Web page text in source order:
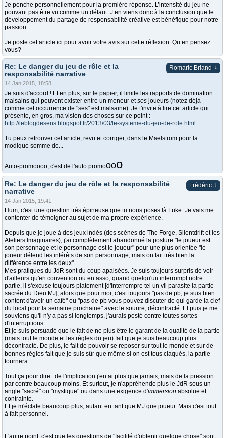
Je penche personnellement pour la première réponse. L’intensité du jeu ne
pouvant pas être vu comme un défaut. J’en viens donc à la conclusion que le
développement du partage de responsabilité créative est bénéfique pour notre
passion.
Je poste cet article ici pour avoir votre avis sur cette réflexion. Qu’en pensez
vous?
Romaric Briand ↓
Re: Le danger du jeu de rôle et la
responsabilité narrative
14 Jan 2015, 18:58
Je suis d'accord ! Et en plus, sur le papier, il limite les rapports de domination
malsains qui peuvent exister entre un meneur etses joueurs (notez déjà
comme cet occurrence de "ses" est malsaine). Je t'invite à lire cet article qui
présente, en gros, ma vision des choses sur ce point :
http://leblogdesens.blogspot.fr/2013/03/le-systeme-du-jeu-de-role.html
Tu peux retrouver cet article, revu et corriger, dans le Maelstrom pour la
modique somme de...
Auto-promoooo, c'est de l'auto promoooo
Frédéric ↓
Re: Le danger du jeu de rôle et la responsabilité
narrative
14 Jan 2015, 19:41
Hum, c'est une question très épineuse que tu nous poses là Luke. Je vais me
contenter de témoigner au sujet de ma propre expérience.
Depuis que je joue à des jeux indés (des scènes de The Forge, Silentdrift et les
Ateliers Imaginaires), j'ai complètement abandonné la posture "le joueur est
son personnage et le personnage est le joueur" pour une plus orientée "le
joueur défend les intérêts de son personnage, mais on fait très bien la
différence entre les deux".
Mes pratiques du JdR sont du coup apaisées. Je suis toujours surpris de voir
d'ailleurs qu'en convention ou en asso, quand quelqu'un interrompt notre
partie, il s'excuse toujours platement [d'interrompre tel un vil parasite la partie
sacrée du Dieu MJ], alors que pour moi, c'est toujours "pas de pb, je suis bien
content d'avoir un café" ou "pas de pb vous pouvez discuter de qui garde la clef
du local pour la semaine prochaine" avec le sourire, décontracté. Et puis je me
souviens qu'il n'y a pas si longtemps, j'aurais pesté contre toutes sortes
d'interruptions.
Et je suis persuadé que le fait de ne plus être le garant de la qualité de la partie
(mais tout le monde et les règles du jeu) fait que je suis beaucoup plus
décontracté. De plus, le fait de pouvoir se reposer sur tout le monde et sur de
bonnes règles fait que je suis sûr que même si on est tous claqués, la partie
tournera.
Tout ça pour dire : de l'implication j'en ai plus que jamais, mais de la pression
par contre beaucoup moins. Et surtout, je n'appréhende plus le JdR sous un
angle "sacré" ou "mystique" ou dans une exigence d'immersion absolue et
contrainte.
Et je m'éclate beaucoup plus, autant en tant que MJ que joueur. Mais c'est tout
à fait personnel.
L'autre point, c'est que les questions de "facilité d'obtenir quelque chose" sont